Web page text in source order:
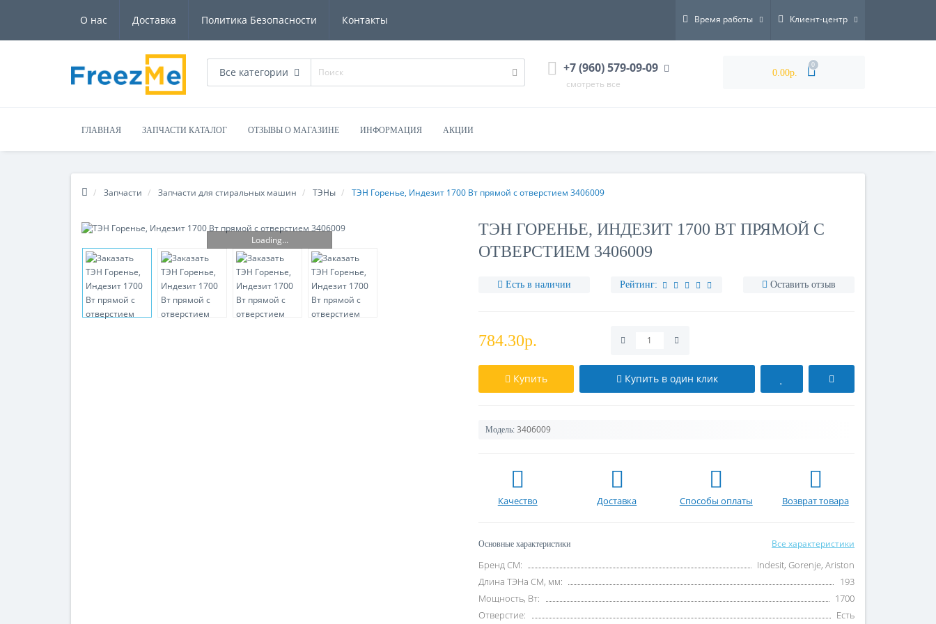
О нас Доставка Политика Безопасности Контакты Время работы Клиент-центр
Все категории +7 (960) 579-09-09
смотреть все
0.00р.
0
ГЛАВНАЯ ЗАПЧАСТИ КАТАЛОГ ОТЗЫВЫ О МАГАЗИНЕ ИНФОРМАЦИЯ АКЦИИ
Запчасти Запчасти для стиральных машин ТЭНы ТЭН Горенье, Индезит 1700 Вт прямой с отверстием 3406009
Loading...
ТЭН ГОРЕНЬЕ, ИНДЕЗИТ 1700 ВТ ПРЯМОЙ С
ОТВЕРСТИЕМ 3406009
Есть в наличии Рейтинг: Оставить отзыв
784.30р.
Купить Купить в один клик
Модель: 3406009
Качество Доставка Способы оплаты Возврат товара
Основные характеристики Все характеристики
Бренд СМ:
Indesit, Gorenje, Ariston
Длина ТЭНа СМ, мм:
193
Мощность, Вт:
1700
Отверстие:
Есть